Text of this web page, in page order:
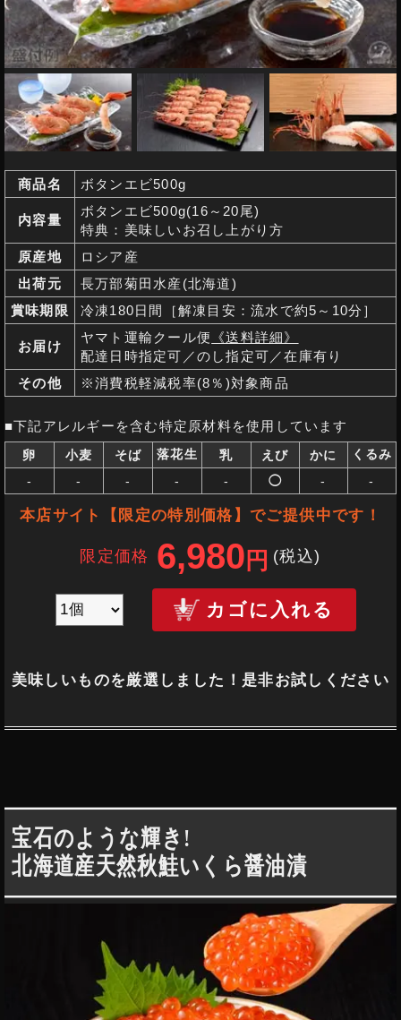
商品名 ボタンエビ500g
内容量
ボタンエビ500g(16～20尾)
特典：美味しいお召し上がり方
原産地
ロシア産
出荷元
長万部菊田水産(北海道)
賞味期限
冷凍180日間［解凍目安：流水で約5～10分］
お届け
ヤマト運輸クール便 《送料詳細》
配達日時指定可／のし指定可／在庫有り
その他
※消費税軽減税率(8％)対象商品
■下記アレルギーを含む特定原材料を使用しています
卵 小麦 そば 落花生 乳 えび かに
くるみ
-
- - - - ◯ - -
本店サイト【限定の特別価格】でご提供中です！
限定価格 6,980 円 (税込)
カゴに入れる
美味しいものを厳選しました！是非お試しください
宝石のような輝き!
北海道産天然秋鮭いくら醤油漬